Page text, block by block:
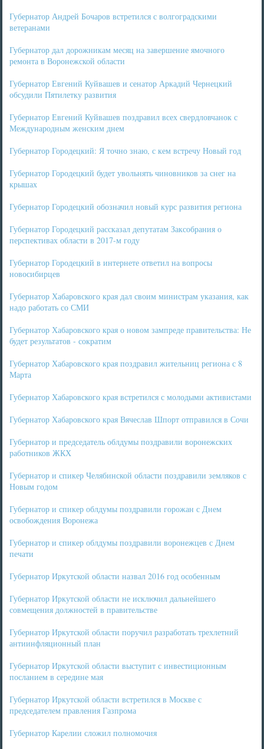
Губернатор Андрей Бочаров встретился с волгоградскими
ветеранами
Губернатор дал дорожникам месяц на завершение ямочного
ремонта в Воронежской области
Губернатор Евгений Куйвашев и сенатор Аркадий Чернецкий
обсудили Пятилетку развития
Губернатор Евгений Куйвашев поздравил всех свердловчанок с
Международным женским днем
Губернатор Городецкий: Я точно знаю, с кем встречу Новый год
Губернатор Городецкий будет увольнять чиновников за снег на
крышах
Губернатор Городецкий обозначил новый курс развития региона
Губернатор Городецкий рассказал депутатам Заксобрания о
перспективах области в 2017-м году
Губернатор Городецкий в интернете ответил на вопросы
новосибирцев
Губернатор Хабаровского края дал своим министрам указания, как
надо работать со СМИ
Губернатор Хабаровского края о новом зампреде правительства: Не
будет результатов - сократим
Губернатор Хабаровского края поздравил жительниц региона с 8
Марта
Губернатор Хабаровского края встретился с молодыми активистами
Губернатор Хабаровского края Вячеслав Шпорт отправился в Сочи
Губернатор и председатель облдумы поздравили воронежских
работников ЖКХ
Губернатор и спикер Челябинской области поздравили земляков с
Новым годом
Губернатор и спикер облдумы поздравили горожан с Днем
освобождения Воронежа
Губернатор и спикер облдумы поздравили воронежцев с Днем
печати
Губернатор Иркутской области назвал 2016 год особенным
Губернатор Иркутской области не исключил дальнейшего
совмещения должностей в правительстве
Губернатор Иркутской области поручил разработать трехлетний
антиинфляционный план
Губернатор Иркутской области выступит с инвестиционным
посланием в середине мая
Губернатор Иркутской области встретился в Москве с
председателем правления Газпрома
Губернатор Карелии сложил полномочия